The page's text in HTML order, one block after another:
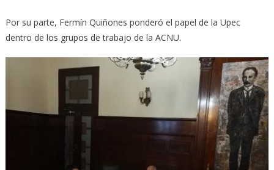
Por su parte, Fermín Quiñones ponderó el papel de la Upec
dentro de los grupos de trabajo de la ACNU.